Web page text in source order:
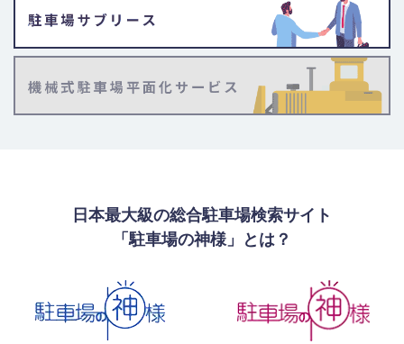
日本最大級の総合駐車場検索サイト
「駐車場の神様」とは？